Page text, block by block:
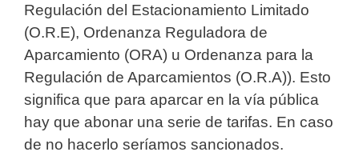
Regulación del Estacionamiento Limitado
(O.R.E), Ordenanza Reguladora de
Aparcamiento (ORA) u Ordenanza para la
Regulación de Aparcamientos (O.R.A)). Esto
significa que para aparcar en la vía pública
hay que abonar una serie de tarifas. En caso
de no hacerlo seríamos sancionados.